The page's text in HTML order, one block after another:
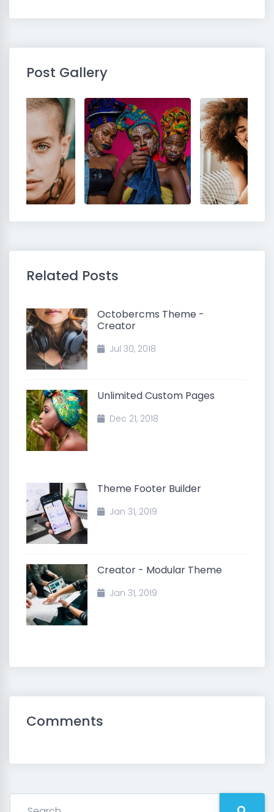
Post Gallery
Related Posts
Octobercms Theme -
Creator
Jul 30, 2018
Unlimited Custom Pages
Dec 21, 2018
Theme Footer Builder
Jan 31, 2019
Creator - Modular Theme
Jan 31, 2019
Comments